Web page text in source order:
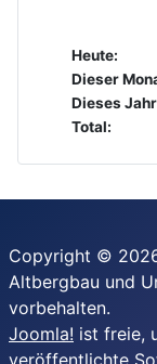
Heute:
Dieser
Dieses
Total:
Copyright ©
Altbergbau und
vorbehalten.
Joomla! ist freie,
veröffentlichte